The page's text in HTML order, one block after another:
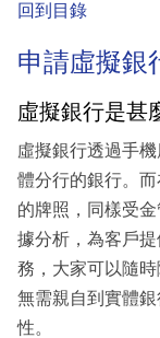
回到目錄
申請虛擬銀
虛擬銀行是甚
虛擬銀行透過手
體分行的銀行。
的牌照，同樣受
據分析，為客戶
務，大家可以隨
無需親自到實體
性。